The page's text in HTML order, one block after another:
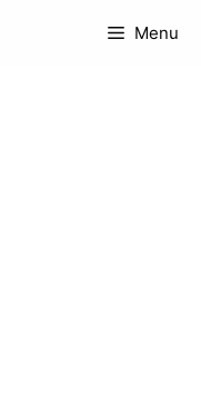
Menu